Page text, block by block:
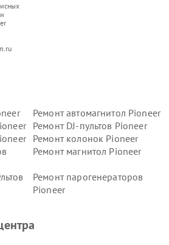
Ремонт автомагнитол Pioneer
Ремонт DJ-пультов Pioneer
Ремонт колонок Pioneer
Ремонт магнитол Pioneer
Ремонт парогенераторов
Pioneer